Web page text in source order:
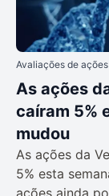
Avaliações de ações
As ações
caíram 5%
mudou
As ações da
5% esta